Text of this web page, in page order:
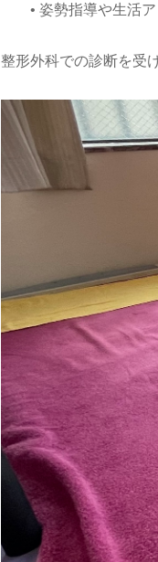
• 姿勢指導や生活
整形外科での診断を受